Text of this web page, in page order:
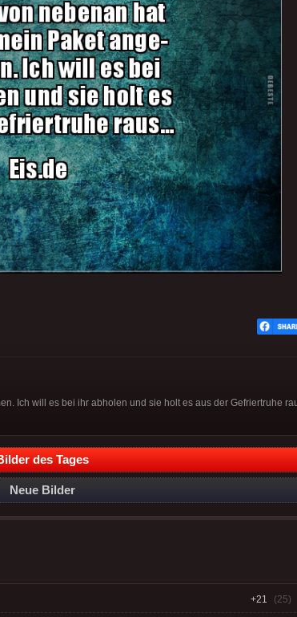
Ich will es bei ihr abholen und sie holt es aus der Gefriertruhe
des Tages
Neue Bilder
+21 (25)